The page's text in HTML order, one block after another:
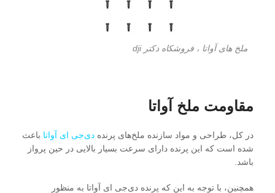
ملخ های آواتا ، فروشکاه دکتر dji
مقاومت ملخ آواتا
در کل، طراحی و مواد سازنده ملخ‌های پرندهدی‌جی ای آواتا باعث
شده است که این پرنده دارای سرعت بسیار بالایی در حین پرواز
باشد.
همچنین، با توجه به این که پرنده دی‌جی ای آواتا به منظور